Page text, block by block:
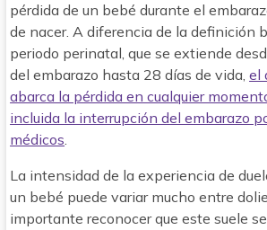
pérdida de un bebé durante el
de nacer. A diferencia de la definición
periodo perinatal, que se extiende
del embarazo hasta 28 días de vida,el
abarca la pérdida en cualquier
incluida la interrupción del embarazo
médicos.
La intensidad de la experiencia de
un bebé puede variar mucho entre
importante reconocer que este suele